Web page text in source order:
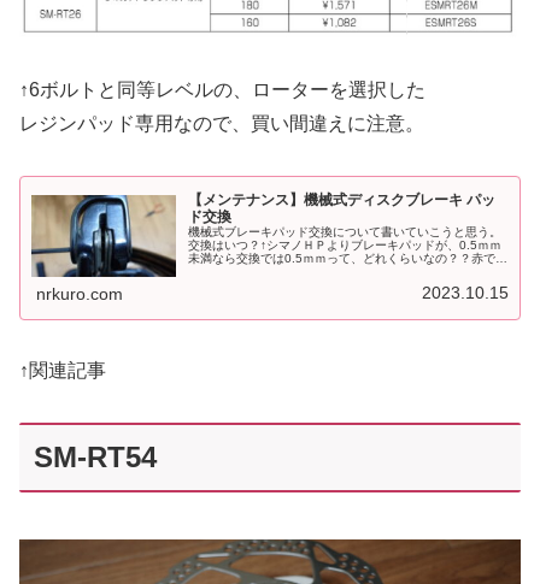
↑6ボルトと同等レベルの、ローターを選択した
レジンパッド専用なので、買い間違えに注意。
【メンテナンス】機械式ディスクブレーキ パッ
ド交換
機械式ブレーキパッド交換について書いていこうと思う。
交換はいつ？↑シマノＨＰよりブレーキパッドが、0.5ｍｍ
未満なら交換では0.5ｍｍって、どれくらいなの？？赤で囲
nrkuro.com 2023.10.15
↑関連記事
SM-RT54